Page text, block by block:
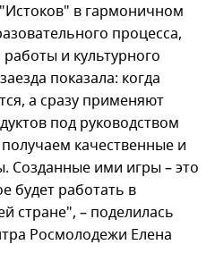
в гармоничном
процесса,
и культурного
показала: когда
а сразу применяют
под руководством
качественные и
Созданные ими игры – это
будет работать в
стране", – поделилась
Росмолодежи Елена